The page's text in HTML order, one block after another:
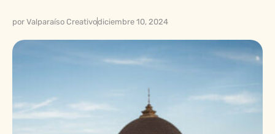
por Valparaíso Creativodiciembre 10, 2024